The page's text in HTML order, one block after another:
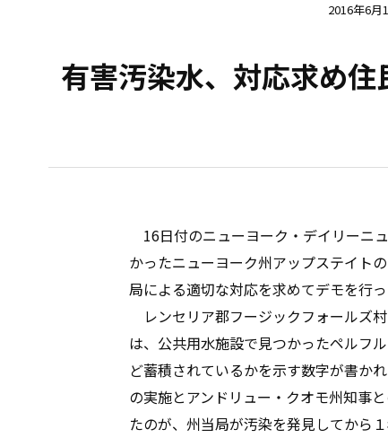
2016年6月
有害汚染水、対応求め
16日付のニューヨーク・デイリーニ
かったニューヨーク州アップステイト
局による適切な対応を求めてデモを行っ
レンセリア郡フージックフォールズ
は、公共用水施設で見つかったペルフ
ど蓄積されているかを示す数字が書か
の実施とアンドリュー・クオモ州知事
たのが、州当局が汚染を発見してから